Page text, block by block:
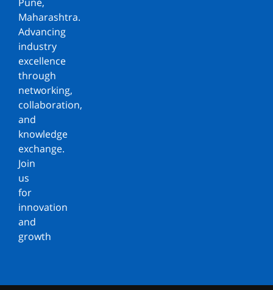
Maharashtra.
Advancing
industry
excellence
through
networking,
collaboration,
and
knowledge
exchange.
Join
us
for
innovation
and
growth